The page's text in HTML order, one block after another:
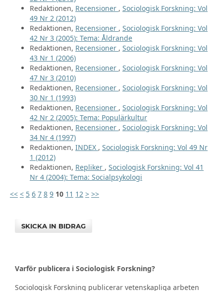
Redaktionen, Recensioner , Sociologisk Forskning: Vol
49 Nr 2 (2012)
Redaktionen, Recensioner , Sociologisk Forskning: Vol
42 Nr 3 (2005): Tema: Åldrande
Redaktionen, Recensioner , Sociologisk Forskning: Vol
43 Nr 1 (2006)
Redaktionen, Recensioner , Sociologisk Forskning: Vol
47 Nr 3 (2010)
Redaktionen, Recensioner , Sociologisk Forskning: Vol
30 Nr 1 (1993)
Redaktionen, Recensioner , Sociologisk Forskning: Vol
42 Nr 2 (2005): Tema: Populärkultur
Redaktionen, Recensioner , Sociologisk Forskning: Vol
34 Nr 4 (1997)
Redaktionen, INDEX , Sociologisk Forskning: Vol 49 Nr
1 (2012)
Redaktionen, Repliker , Sociologisk Forskning: Vol 41
Nr 4 (2004): Tema: Socialpsykologi
<< < 5 6 7 8 9 10 11 12 > >>
SKICKA IN BIDRAG
Varför publicera i Sociologisk Forskning?
Sociologisk Forskning publicerar vetenskapliga arbeten